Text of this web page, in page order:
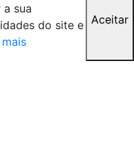
sua
do site e Aceitar